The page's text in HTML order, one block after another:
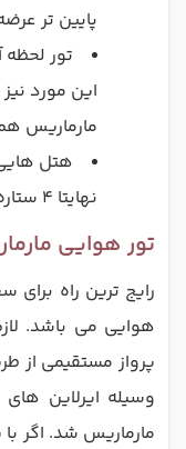
پایین تر
تور لحظه
این مورد
مارماریس
نهایتا 4 ستاره خریداری نمایید.
تور هوایی
رایج ترین راه
هوایی می باشد.
پرواز مستقیمی از
وسیله ایرلاین
مارماریس شد. اگر